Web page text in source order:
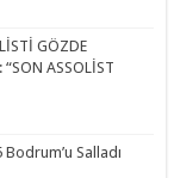
GÖZDE
“SON ASSOLİST
Bodrum’u Salladı